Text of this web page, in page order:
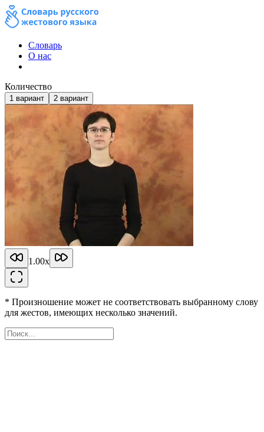
Словарь
О нас
Количество
1 вариант 2 вариант
1.00x
* Произношение может не соответствовать выбранному слову
для жестов, имеющих несколько значений.